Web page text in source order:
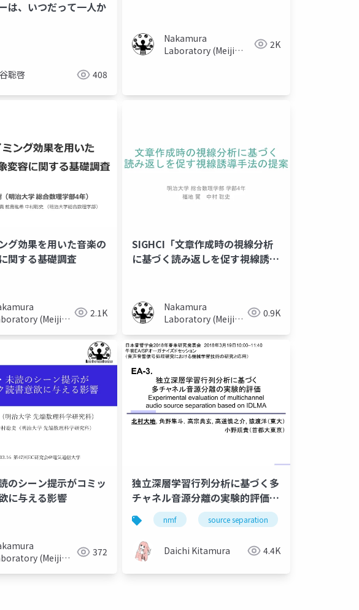
は、いつだって一人か
聡啓 408
Nakamura
Laboratory (Meiji
2K
graylog redash
グ効果を用いた音楽の
関する基礎調査
(Meiji
2.1K
SIGHCI「文章作成時の視線分析
に基づく読み返しを促す視線誘導
Nakamura
Laboratory (Meiji
0.9K
のシーン提示がコミッ
に与える影響
(Meiji
372
独立深層学習行列分析に基づく多
チャネル音源分離の実験的評価
（Experimental evaluation of
multichannel audio source
separation based on IDLMA）
nmf source separation
Daichi Kitamura 4.4K